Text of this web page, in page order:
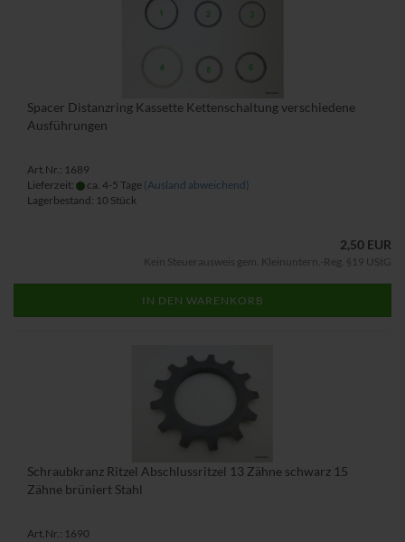
Spacer Distanzring Kassette Kettenschaltung verschiedene
Ausführungen
Art.Nr.: 1689
Lieferzeit:
ca. 4-5 Tage (Ausland abweichend)
Lagerbestand: 10 Stück
2,50 EUR
Kein Steuerausweis gem. Kleinuntern.-Reg. §19 UStG
IN DEN WARENKORB
Schraubkranz Ritzel Abschlussritzel 13 Zähne schwarz 15
Zähne brüniert Stahl
Art.Nr.: 1690